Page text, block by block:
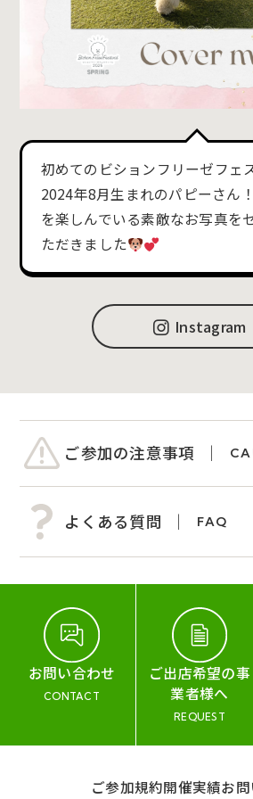
初めてのビションフリーゼフェ
2024年8月生まれのパピーさん！
を楽しんでいる素敵なお写真を
ただきました
Instagram
ご参加の注意事項
よくある質問 FAQ
お問い合わせ
CONTACT
ご出店希望の事
業者様へ
REQUEST
ご参加規約開催実績お